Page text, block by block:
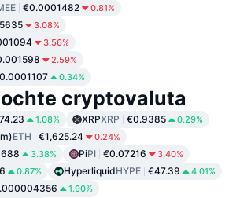
€0.0001482 0.81%
3.08%
3.56%
2.59%
0.34%
cryptovaluta
1.08% XRPXRP €0.9385 0.29%
ETH €1,625.24 0.24%
3.38% PiPI €0.07216 3.40%
0.87% HyperliquidHYPE €47.39 4.01%
1.90%